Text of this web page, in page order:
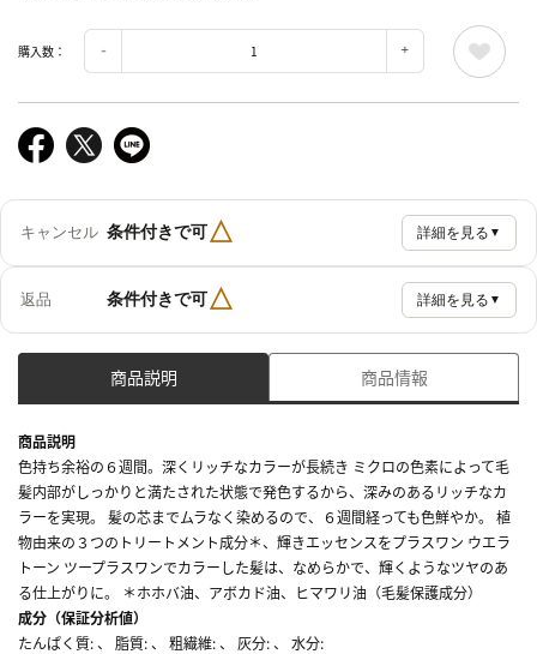
購入数：
キャンセル 条件付きで可△ 詳細を見る ▼
返品 条件付きで可△ 詳細を見る ▼
商品説明 商品情報
商品説明
色持ち余裕の６週間。深くリッチなカラーが長続き ミクロの色素によって毛
髪内部がしっかりと満たされた状態で発色するから、深みのあるリッチなカ
ラーを実現。 髪の芯までムラなく染めるので、６週間経っても色鮮やか。 植
物由来の３つのトリートメント成分＊、輝きエッセンスをプラスワン ウエラ
トーン ツープラスワンでカラーした髪は、なめらかで、輝くようなツヤのあ
る仕上がりに。 ＊ホホバ油、アボカド油、ヒマワリ油（毛髪保護成分）
成分（保証分析値）
たんぱく質: 、 脂質: 、 粗繊維: 、 灰分: 、 水分: